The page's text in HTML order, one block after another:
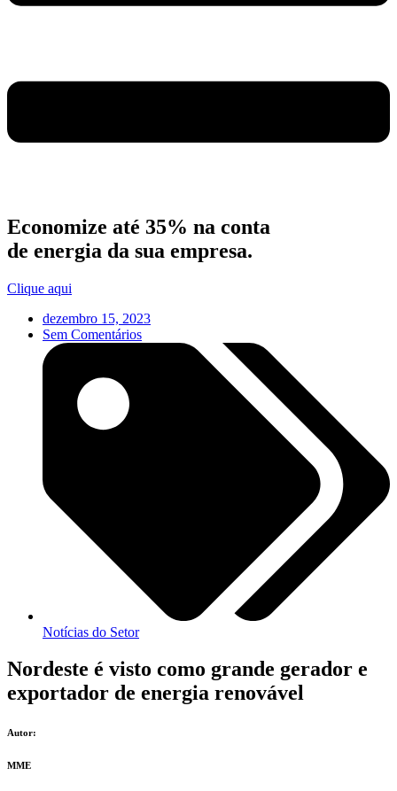
Economize até 35% na conta
de energia da sua empresa.
Clique aqui
dezembro 15, 2023
Sem Comentários
Notícias do Setor
Nordeste é visto como grande gerador e
exportador de energia renovável
Autor:
MME